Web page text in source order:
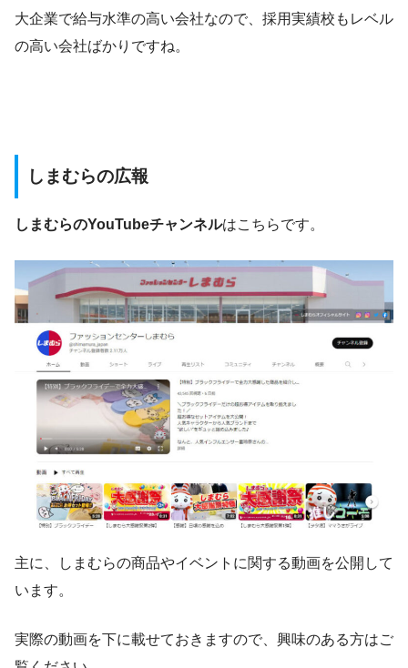
大企業で給与水準の高い会社なので、採用実績校もレベル
の高い会社ばかりですね。
しまむらの広報
しまむらのYouTubeチャンネルはこちらです。
主に、しまむらの商品やイベントに関する動画を公開して
います。
実際の動画を下に載せておきますので、興味のある方はご